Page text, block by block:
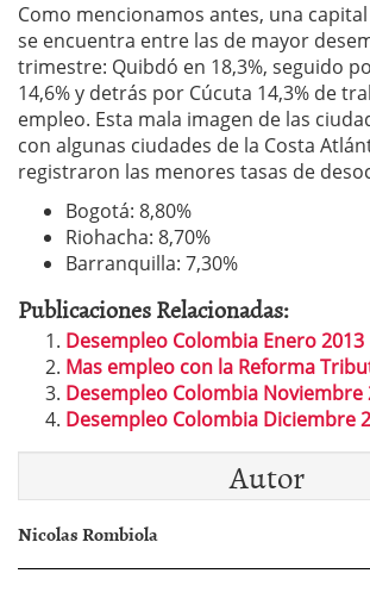
Como mencionamos antes, una
se encuentra entre las de mayor
trimestre: Quibdó en 18,3%, seguido
14,6% y detrás por Cúcuta 14,3% de
empleo. Esta mala imagen de las
con algunas ciudades de la Costa
registraron las menores tasas de
Bogotá: 8,80%
Riohacha: 8,70%
Barranquilla: 7,30%
Publicaciones Relacionadas:
Desempleo Colombia Enero 2013
Mas empleo con la Reforma
Desempleo Colombia Noviembre
Desempleo Colombia Diciembre
Autor
Nicolas Rombiola